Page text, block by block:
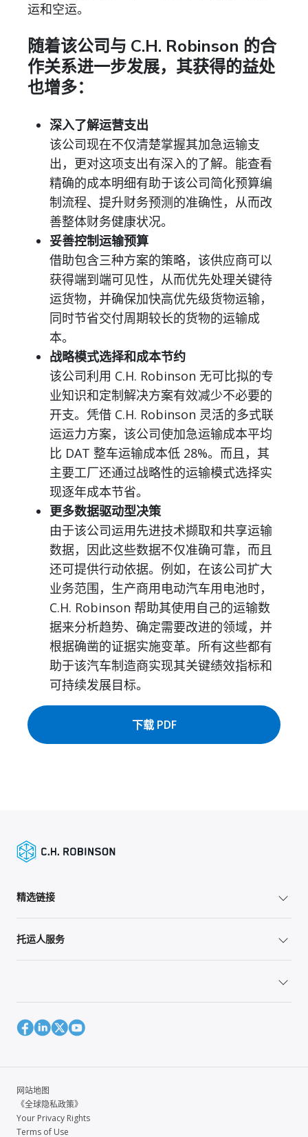
运和空运。
随着该公司与 C.H. Robinson 的合
作关系进一步发展，其获得的益处
也增多：
深入了解运营支出
该公司现在不仅清楚掌握其加急运输支
出，更对这项支出有深入的了解。能查看
精确的成本明细有助于该公司简化预算编
制流程、提升财务预测的准确性，从而改
善整体财务健康状况。
妥善控制运输预算
借助包含三种方案的策略，该供应商可以
获得端到端可见性，从而优先处理关键待
运货物，并确保加快高优先级货物运输，
同时节省交付周期较长的货物的运输成
本。
战略模式选择和成本节约
该公司利用 C.H. Robinson 无可比拟的专
业知识和定制解决方案有效减少不必要的
开支。凭借 C.H. Robinson 灵活的多式联
运运力方案，该公司使加急运输成本平均
比 DAT 整车运输成本低 28%。而且，其
主要工厂还通过战略性的运输模式选择实
现逐年成本节省。
更多数据驱动型决策
由于该公司运用先进技术撷取和共享运输
数据，因此这些数据不仅准确可靠，而且
还可提供行动依据。例如，在该公司扩大
业务范围，生产商用电动汽车用电池时，
C.H. Robinson 帮助其使用自己的运输数
据来分析趋势、确定需要改进的领域，并
根据确凿的证据实施变革。所有这些都有
助于该汽车制造商实现其关键绩效指标和
可持续发展目标。
下载 PDF
精选链接
托运人服务
网站地图
《全球隐私政策》
Your Privacy Rights
Terms of Use